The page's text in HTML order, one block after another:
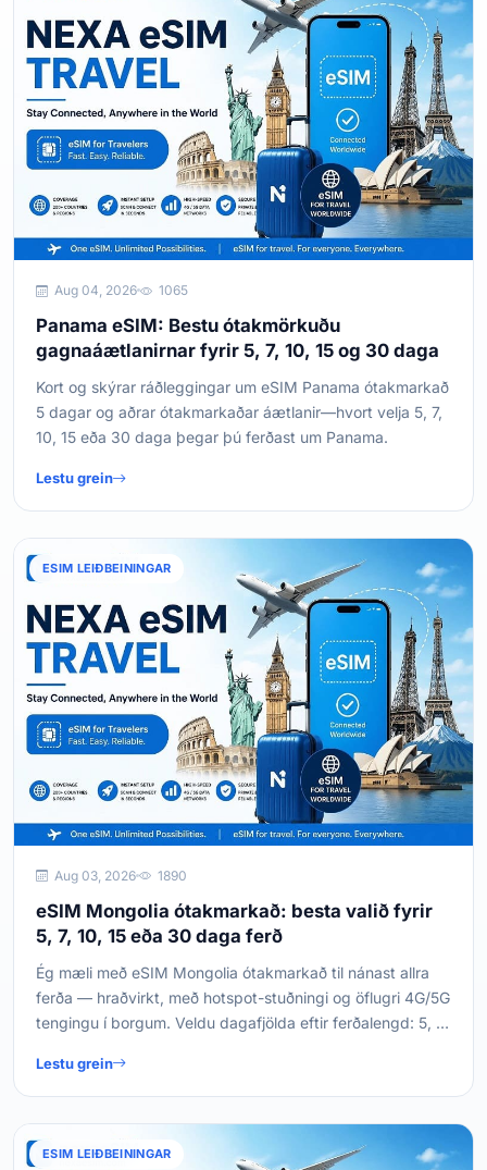
Aug 04, 2026 1065
Panama eSIM: Bestu ótakmörkuðu
gagnaáætlanirnar fyrir 5, 7, 10, 15 og 30 daga
Kort og skýrar ráðleggingar um eSIM Panama ótakmarkað
5 dagar og aðrar ótakmarkaðar áætlanir—hvort velja 5, 7,
10, 15 eða 30 daga þegar þú ferðast um Panama.
Lestu grein
ESIM LEIÐBEININGAR
Aug 03, 2026 1890
eSIM Mongolia ótakmarkað: besta valið fyrir
5, 7, 10, 15 eða 30 daga ferð
Ég mæli með eSIM Mongolia ótakmarkað til nánast allra
ferða — hraðvirkt, með hotspot-stuðningi og öflugri 4G/5G
tengingu í borgum. Veldu dagafjölda eftir ferðalengd: 5, 7,
Lestu grein
ESIM LEIÐBEININGAR